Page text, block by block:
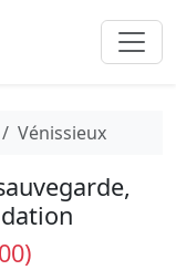
Vénissieux